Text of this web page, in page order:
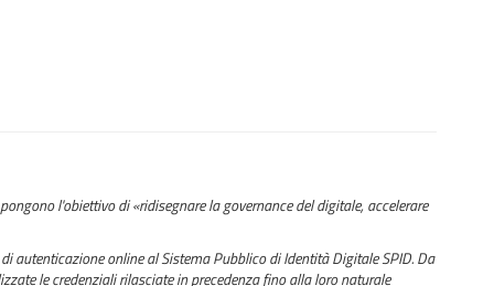
l'obiettivo di «ridisegnare la governance del digitale, accelerare
online al Sistema Pubblico di Identità Digitale SPID. Da
le credenziali rilasciate in precedenza fino alla loro naturale